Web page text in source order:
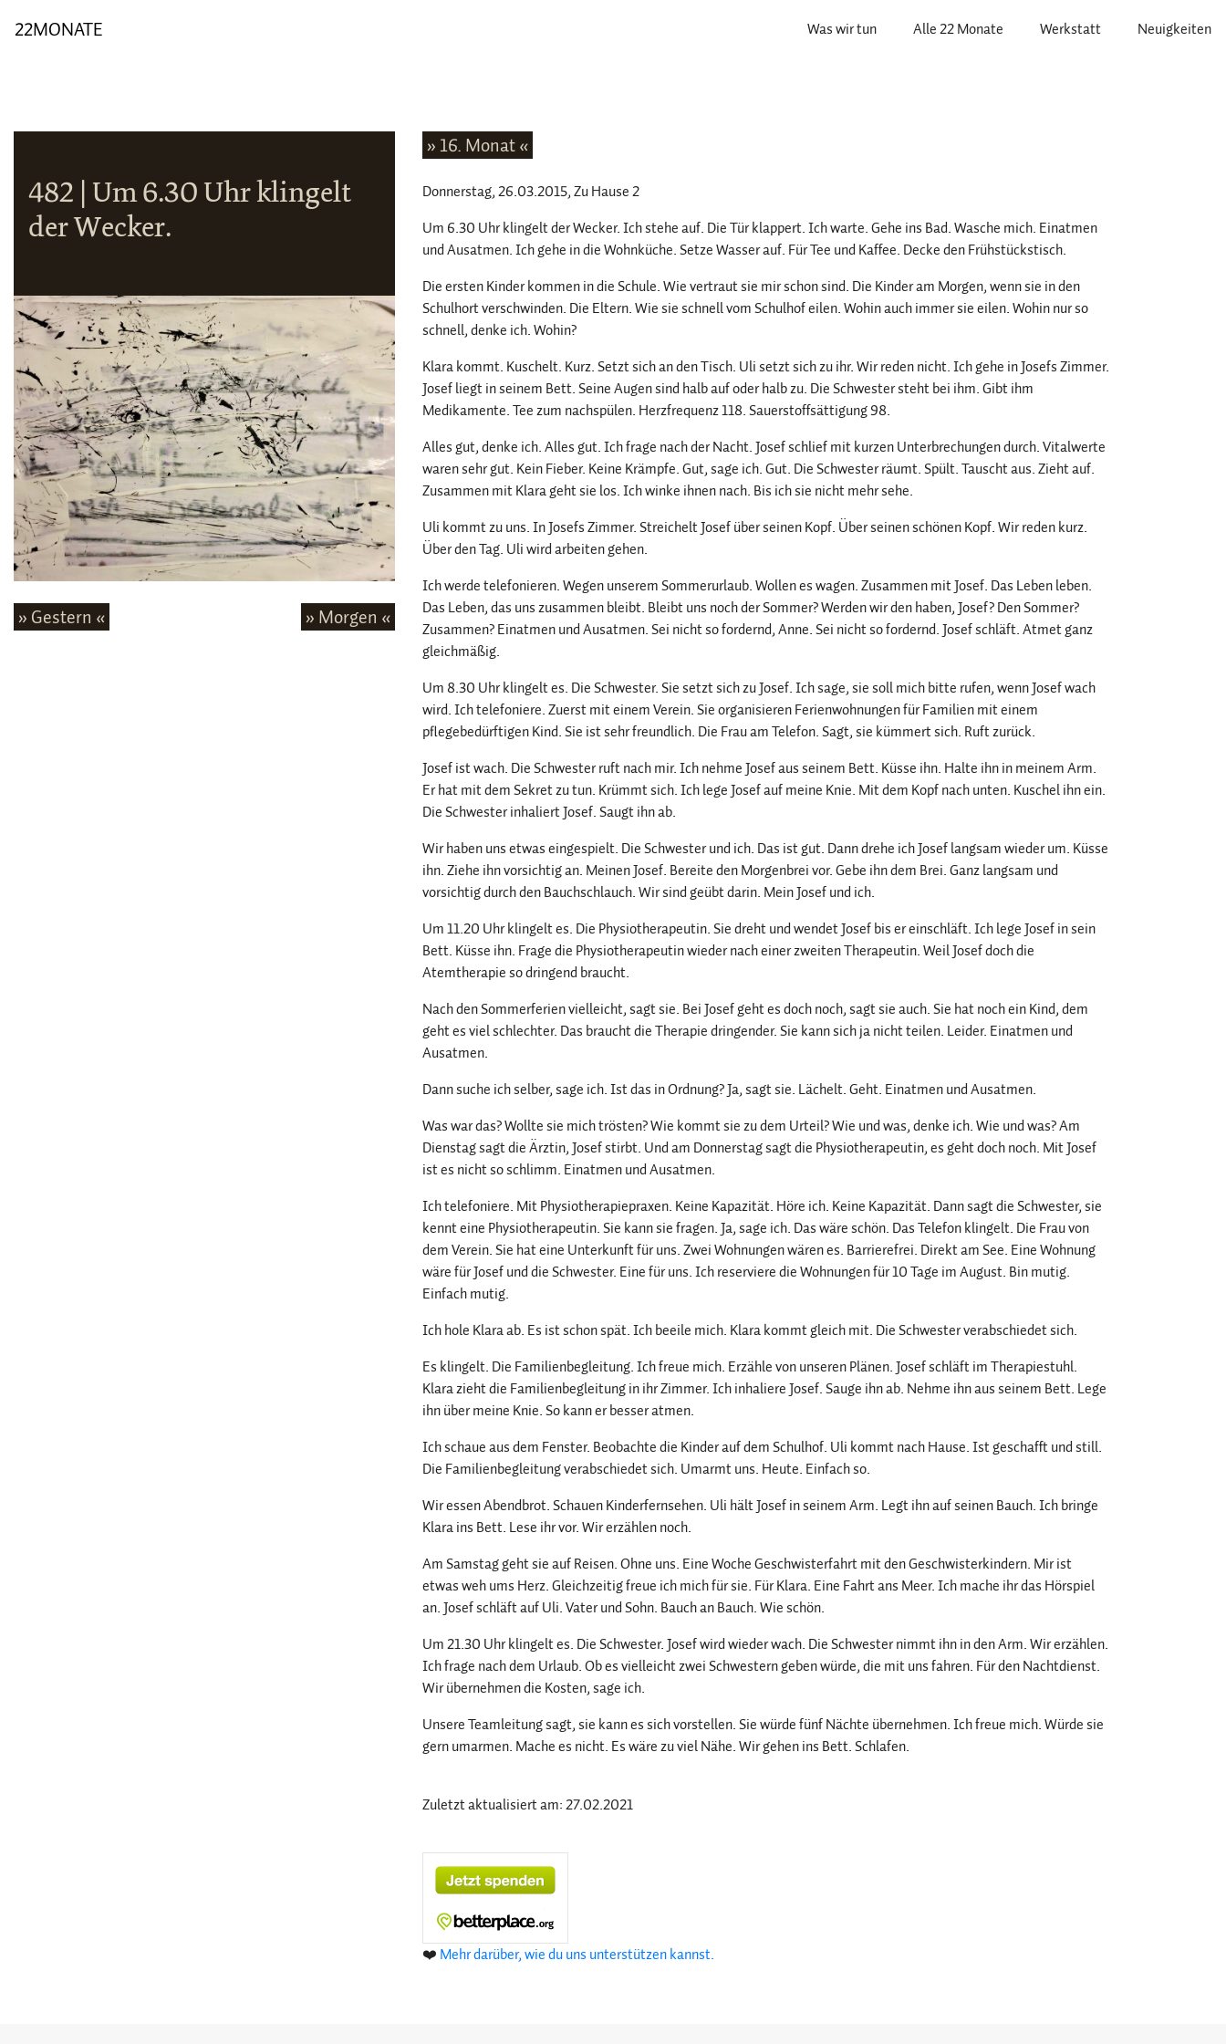
22MONATE Was wir tun Alle 22 Monate Werkstatt Neuigkeiten
482 | Um 6.30 Uhr klingelt
der Wecker.
» Gestern « » Morgen «
» 16. Monat «
Donnerstag, 26.03.2015, Zu Hause 2
Um 6.30 Uhr klingelt der Wecker. Ich stehe auf. Die Tür klappert. Ich warte. Gehe ins Bad. Wasche mich. Einatmen
und Ausatmen. Ich gehe in die Wohnküche. Setze Wasser auf. Für Tee und Kaffee. Decke den Frühstückstisch.
Die ersten Kinder kommen in die Schule. Wie vertraut sie mir schon sind. Die Kinder am Morgen, wenn sie in den
Schulhort verschwinden. Die Eltern. Wie sie schnell vom Schulhof eilen. Wohin auch immer sie eilen. Wohin nur so
schnell, denke ich. Wohin?
Klara kommt. Kuschelt. Kurz. Setzt sich an den Tisch. Uli setzt sich zu ihr. Wir reden nicht. Ich gehe in Josefs Zimmer.
Josef liegt in seinem Bett. Seine Augen sind halb auf oder halb zu. Die Schwester steht bei ihm. Gibt ihm
Medikamente. Tee zum nachspülen. Herzfrequenz 118. Sauerstoffsättigung 98.
Alles gut, denke ich. Alles gut. Ich frage nach der Nacht. Josef schlief mit kurzen Unterbrechungen durch. Vitalwerte
waren sehr gut. Kein Fieber. Keine Krämpfe. Gut, sage ich. Gut. Die Schwester räumt. Spült. Tauscht aus. Zieht auf.
Zusammen mit Klara geht sie los. Ich winke ihnen nach. Bis ich sie nicht mehr sehe.
Uli kommt zu uns. In Josefs Zimmer. Streichelt Josef über seinen Kopf. Über seinen schönen Kopf. Wir reden kurz.
Über den Tag. Uli wird arbeiten gehen.
Ich werde telefonieren. Wegen unserem Sommerurlaub. Wollen es wagen. Zusammen mit Josef. Das Leben leben.
Das Leben, das uns zusammen bleibt. Bleibt uns noch der Sommer? Werden wir den haben, Josef? Den Sommer?
Zusammen? Einatmen und Ausatmen. Sei nicht so fordernd, Anne. Sei nicht so fordernd. Josef schläft. Atmet ganz
gleichmäßig.
Um 8.30 Uhr klingelt es. Die Schwester. Sie setzt sich zu Josef. Ich sage, sie soll mich bitte rufen, wenn Josef wach
wird. Ich telefoniere. Zuerst mit einem Verein. Sie organisieren Ferienwohnungen für Familien mit einem
pflegebedürftigen Kind. Sie ist sehr freundlich. Die Frau am Telefon. Sagt, sie kümmert sich. Ruft zurück.
Josef ist wach. Die Schwester ruft nach mir. Ich nehme Josef aus seinem Bett. Küsse ihn. Halte ihn in meinem Arm.
Er hat mit dem Sekret zu tun. Krümmt sich. Ich lege Josef auf meine Knie. Mit dem Kopf nach unten. Kuschel ihn ein.
Die Schwester inhaliert Josef. Saugt ihn ab.
Wir haben uns etwas eingespielt. Die Schwester und ich. Das ist gut. Dann drehe ich Josef langsam wieder um. Küsse
ihn. Ziehe ihn vorsichtig an. Meinen Josef. Bereite den Morgenbrei vor. Gebe ihn dem Brei. Ganz langsam und
vorsichtig durch den Bauchschlauch. Wir sind geübt darin. Mein Josef und ich.
Um 11.20 Uhr klingelt es. Die Physiotherapeutin. Sie dreht und wendet Josef bis er einschläft. Ich lege Josef in sein
Bett. Küsse ihn. Frage die Physiotherapeutin wieder nach einer zweiten Therapeutin. Weil Josef doch die
Atemtherapie so dringend braucht.
Nach den Sommerferien vielleicht, sagt sie. Bei Josef geht es doch noch, sagt sie auch. Sie hat noch ein Kind, dem
geht es viel schlechter. Das braucht die Therapie dringender. Sie kann sich ja nicht teilen. Leider. Einatmen und
Ausatmen.
Dann suche ich selber, sage ich. Ist das in Ordnung? Ja, sagt sie. Lächelt. Geht. Einatmen und Ausatmen.
Was war das? Wollte sie mich trösten? Wie kommt sie zu dem Urteil? Wie und was, denke ich. Wie und was? Am
Dienstag sagt die Ärztin, Josef stirbt. Und am Donnerstag sagt die Physiotherapeutin, es geht doch noch. Mit Josef
ist es nicht so schlimm. Einatmen und Ausatmen.
Ich telefoniere. Mit Physiotherapiepraxen. Keine Kapazität. Höre ich. Keine Kapazität. Dann sagt die Schwester, sie
kennt eine Physiotherapeutin. Sie kann sie fragen. Ja, sage ich. Das wäre schön. Das Telefon klingelt. Die Frau von
dem Verein. Sie hat eine Unterkunft für uns. Zwei Wohnungen wären es. Barrierefrei. Direkt am See. Eine Wohnung
wäre für Josef und die Schwester. Eine für uns. Ich reserviere die Wohnungen für 10 Tage im August. Bin mutig.
Einfach mutig.
Ich hole Klara ab. Es ist schon spät. Ich beeile mich. Klara kommt gleich mit. Die Schwester verabschiedet sich.
Es klingelt. Die Familienbegleitung. Ich freue mich. Erzähle von unseren Plänen. Josef schläft im Therapiestuhl.
Klara zieht die Familienbegleitung in ihr Zimmer. Ich inhaliere Josef. Sauge ihn ab. Nehme ihn aus seinem Bett. Lege
ihn über meine Knie. So kann er besser atmen.
Ich schaue aus dem Fenster. Beobachte die Kinder auf dem Schulhof. Uli kommt nach Hause. Ist geschafft und still.
Die Familienbegleitung verabschiedet sich. Umarmt uns. Heute. Einfach so.
Wir essen Abendbrot. Schauen Kinderfernsehen. Uli hält Josef in seinem Arm. Legt ihn auf seinen Bauch. Ich bringe
Klara ins Bett. Lese ihr vor. Wir erzählen noch.
Am Samstag geht sie auf Reisen. Ohne uns. Eine Woche Geschwisterfahrt mit den Geschwisterkindern. Mir ist
etwas weh ums Herz. Gleichzeitig freue ich mich für sie. Für Klara. Eine Fahrt ans Meer. Ich mache ihr das Hörspiel
an. Josef schläft auf Uli. Vater und Sohn. Bauch an Bauch. Wie schön.
Um 21.30 Uhr klingelt es. Die Schwester. Josef wird wieder wach. Die Schwester nimmt ihn in den Arm. Wir erzählen.
Ich frage nach dem Urlaub. Ob es vielleicht zwei Schwestern geben würde, die mit uns fahren. Für den Nachtdienst.
Wir übernehmen die Kosten, sage ich.
Unsere Teamleitung sagt, sie kann es sich vorstellen. Sie würde fünf Nächte übernehmen. Ich freue mich. Würde sie
gern umarmen. Mache es nicht. Es wäre zu viel Nähe. Wir gehen ins Bett. Schlafen.
Zuletzt aktualisiert am: 27.02.2021
❤️ Mehr darüber, wie du uns unterstützen kannst.